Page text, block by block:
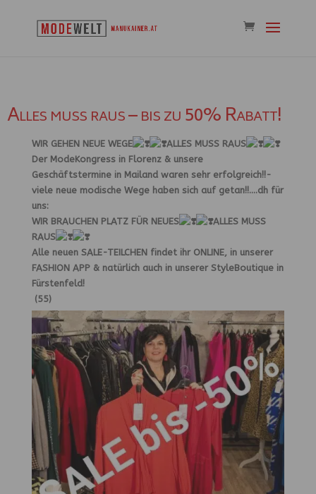
Alles muss raus – bis zu 50% Rabatt!
WIR GEHEN NEUE WEGE
ALLES MUSS RAUS
Der ModeKongress in Florenz & unsere
Geschäftstermine in Mailand waren sehr erfolgreich!!-
viele neue modische Wege haben sich auf getan!!….dh für
uns:
WIR BRAUCHEN PLATZ FÜR NEUES
ALLES MUSS
RAUS
Alle neuen SALE-TEILCHEN findet ihr ONLINE, in unserer
FASHION APP & natürlich auch in unserer StyleBoutique in
Fürstenfeld!
(55)